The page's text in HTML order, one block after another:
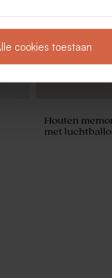
cookies toestaan
Houten
met